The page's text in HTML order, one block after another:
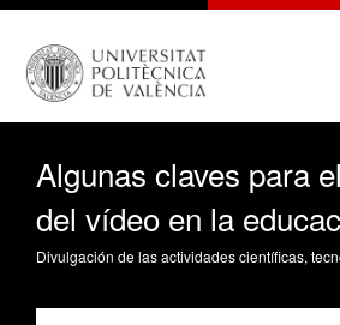
Algunas claves para
del vídeo en la